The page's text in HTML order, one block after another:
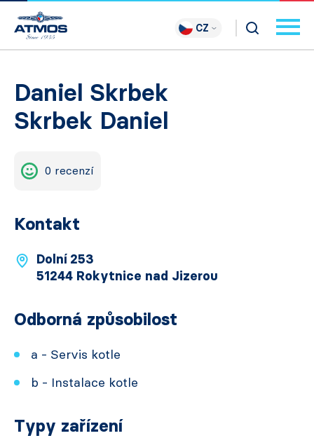
CZ
Daniel Skrbek
Skrbek Daniel
0 recenzí
Kontakt
Dolní 253
51244 Rokytnice nad Jizerou
Odborná způsobilost
a - Servis kotle
b - Instalace kotle
Typy zařízení